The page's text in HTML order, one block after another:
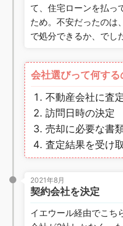
て、住宅ローンを払っ
ため。不安だったのは
で処分できるか、でし
会社選びって何する
不動産会社に査
訪問日時の決定
売却に必要な書
査定結果を受け
2021年8月
契約会社を決定
イエウール経由でこち